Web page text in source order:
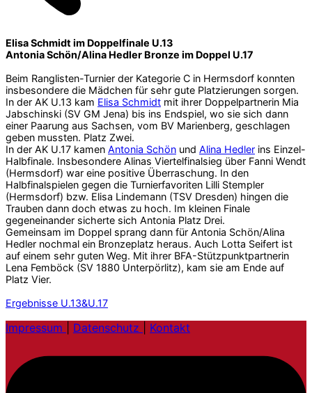
Elisa Schmidt im Doppelfinale U.13
Antonia Schön/Alina Hedler Bronze im Doppel U.17
Beim Ranglisten-Turnier der Kategorie C in Hermsdorf konnten
insbesondere die Mädchen für sehr gute Platzierungen sorgen.
In der AK U.13 kam Elisa Schmidt mit ihrer Doppelpartnerin Mia
Jabschinski (SV GM Jena) bis ins Endspiel, wo sie sich dann
einer Paarung aus Sachsen, vom BV Marienberg, geschlagen
geben mussten. Platz Zwei.
In der AK U.17 kamen Antonia Schön und Alina Hedler ins Einzel-
Halbfinale. Insbesondere Alinas Viertelfinalsieg über Fanni Wendt
(Hermsdorf) war eine positive Überraschung. In den
Halbfinalspielen gegen die Turnierfavoriten Lilli Stempler
(Hermsdorf) bzw. Elisa Lindemann (TSV Dresden) hingen die
Trauben dann doch etwas zu hoch. Im kleinen Finale
gegeneinander sicherte sich Antonia Platz Drei.
Gemeinsam im Doppel sprang dann für Antonia Schön/Alina
Hedler nochmal ein Bronzeplatz heraus. Auch Lotta Seifert ist
auf einem sehr guten Weg. Mit ihrer BFA-Stützpunktpartnerin
Lena Femböck (SV 1880 Unterpörlitz), kam sie am Ende auf
Platz Vier.
Ergebnisse U.13&U.17
Impressum Datenschutz Kontakt